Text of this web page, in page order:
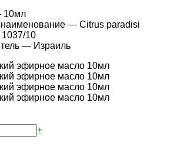
10мл
наименование — Citrus paradisi
10
— Израиль
+